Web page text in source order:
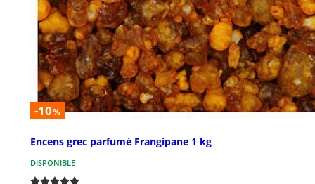
-10%
Encens grec parfumé Frangipane 1 kg
DISPONIBLE